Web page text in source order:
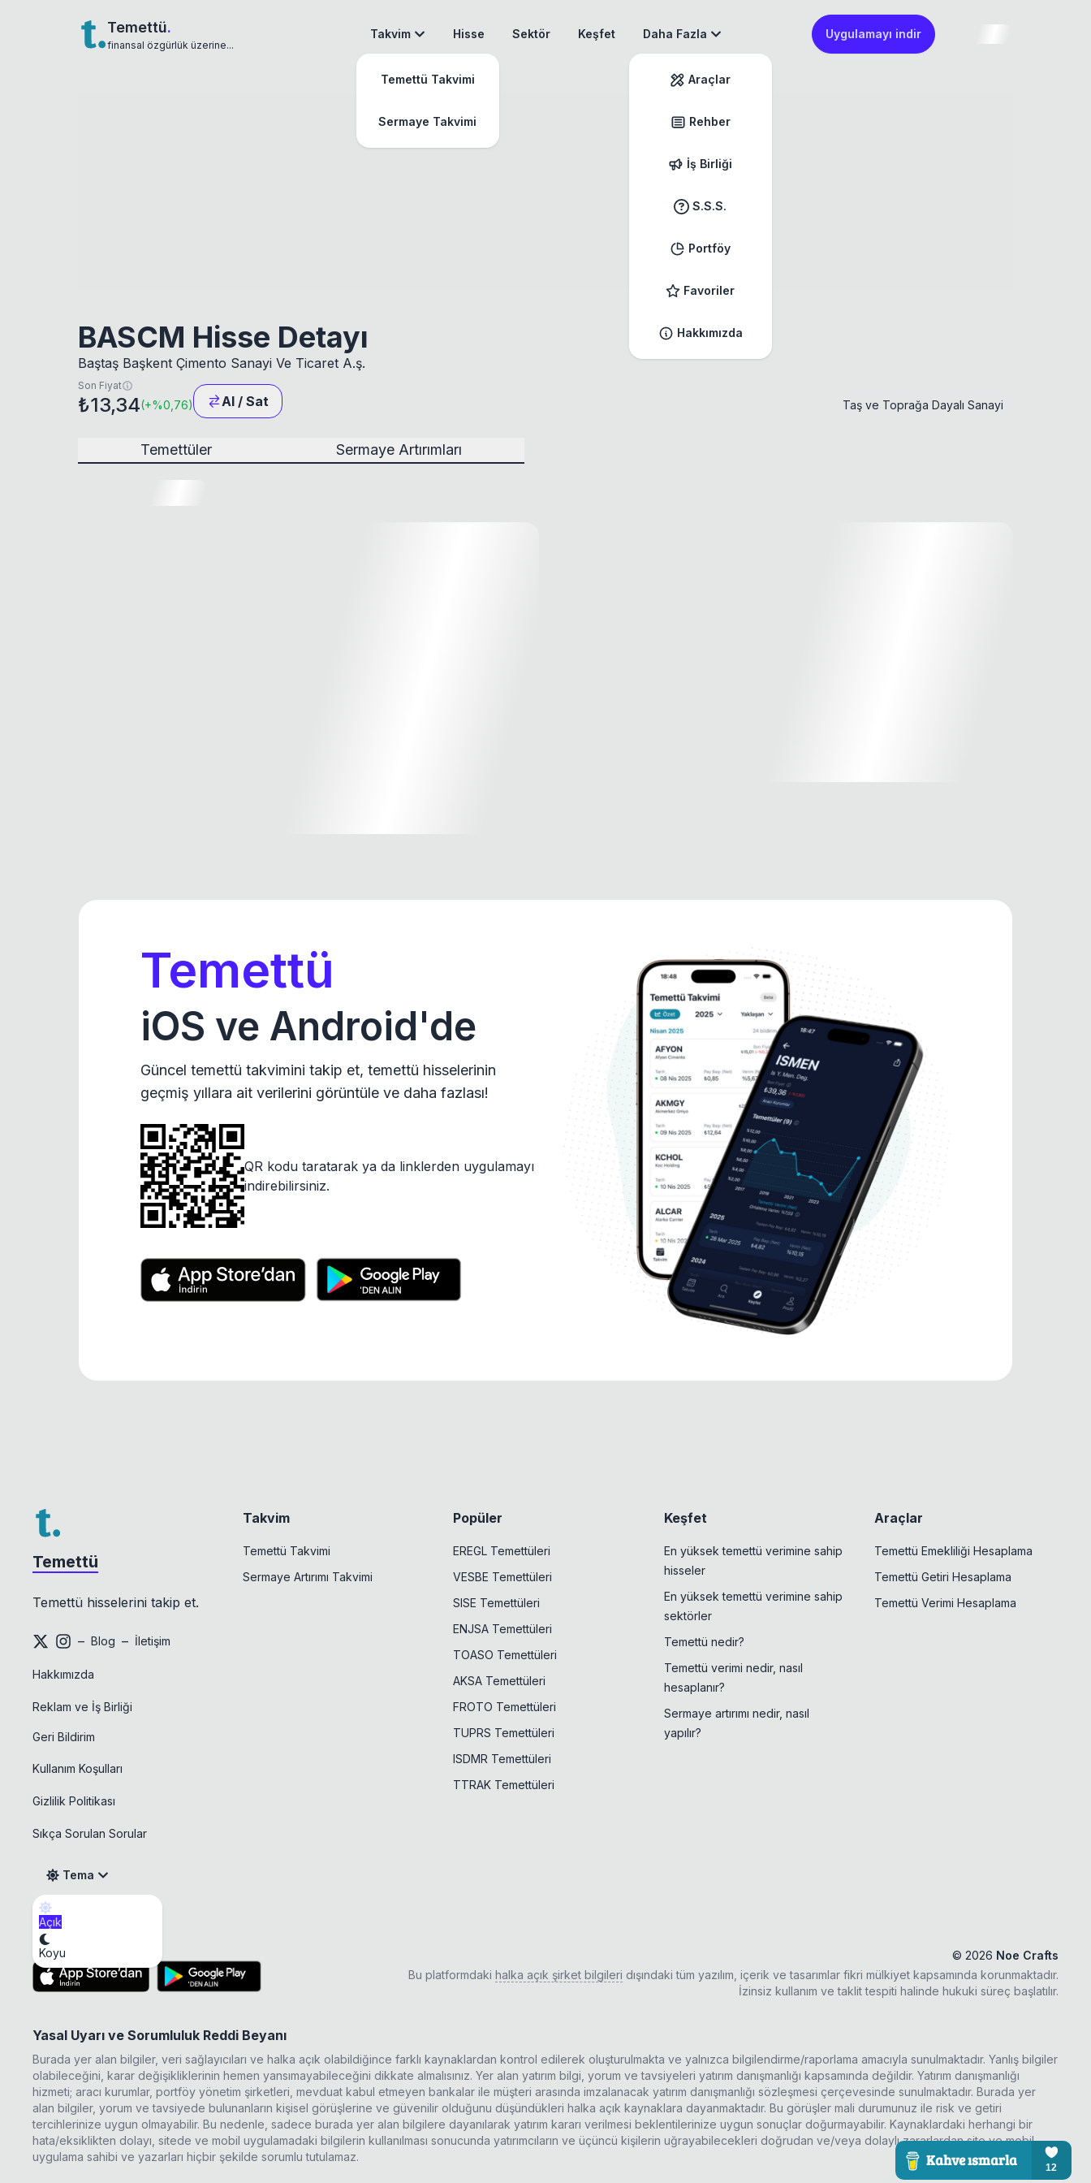
Temettü.
finansal özgürlük üzerine...
Takvim
Temettü Takvimi
Sermaye Takvimi
Hisse Sektör Keşfet Daha Fazla
Araçlar
Rehber
İş Birliği
S.S.S.
Portföy
Favoriler
Hakkımızda
Uygulamayı indir
BASCM Hisse Detayı
Baştaş Başkent Çimento Sanayi Ve Ticaret A.ş.
Son Fiyat
₺13,34(+%0,76) Al / Sat Taş ve Toprağa Dayalı Sanayi
Temettüler Sermaye Artırımları
Temettü
iOS ve Android'de
Güncel temettü takvimini takip et, temettü hisselerinin
geçmiş yıllara ait verilerini görüntüle ve daha fazlası!
QR kodu taratarak ya da linklerden uygulamayı
indirebilirsiniz.
Temettü
Temettü hisselerini takip et.
– Blog – İletişim
Hakkımızda
Reklam ve İş Birliği
Geri Bildirim
Kullanım Koşulları
Gizlilik Politikası
Sıkça Sorulan Sorular
Tema
Açık
Koyu
Takvim
Temettü Takvimi
Sermaye Artırımı Takvimi
Popüler
EREGL Temettüleri
VESBE Temettüleri
SISE Temettüleri
ENJSA Temettüleri
TOASO Temettüleri
AKSA Temettüleri
FROTO Temettüleri
TUPRS Temettüleri
ISDMR Temettüleri
TTRAK Temettüleri
Keşfet
En yüksek temettü verimine sahip
hisseler
En yüksek temettü verimine sahip
sektörler
Temettü nedir?
Temettü verimi nedir, nasıl
hesaplanır?
Sermaye artırımı nedir, nasıl
yapılır?
Araçlar
Temettü Emekliliği Hesaplama
Temettü Getiri Hesaplama
Temettü Verimi Hesaplama
Mobil Uygulama
© 2026 Noe Crafts
Bu platformdaki halka açık şirket bilgileri dışındaki tüm yazılım, içerik ve tasarımlar fikri mülkiyet kapsamında korunmaktadır.
İzinsiz kullanım ve taklit tespiti halinde hukuki süreç başlatılır.
Yasal Uyarı ve Sorumluluk Reddi Beyanı
Burada yer alan bilgiler, veri sağlayıcıları ve halka açık olabildiğince farklı kaynaklardan kontrol edilerek oluşturulmakta ve yalnızca bilgilendirme/raporlama amacıyla sunulmaktadır. Yanlış bilgiler
olabileceğini, karar değişikliklerinin hemen yansımayabileceğini dikkate almalısınız. Yer alan yatırım bilgi, yorum ve tavsiyeleri yatırım danışmanlığı kapsamında değildir. Yatırım danışmanlığı
hizmeti; aracı kurumlar, portföy yönetim şirketleri, mevduat kabul etmeyen bankalar ile müşteri arasında imzalanacak yatırım danışmanlığı sözleşmesi çerçevesinde sunulmaktadır. Burada yer
alan bilgiler, yorum ve tavsiyede bulunanların kişisel görüşlerine ve güvenilir olduğunu düşündükleri halka açık kaynaklara dayanmaktadır. Bu görüşler mali durumunuz ile risk ve getiri
tercihlerinize uygun olmayabilir. Bu nedenle, sadece burada yer alan bilgilere dayanılarak yatırım kararı verilmesi beklentilerinize uygun sonuçlar doğurmayabilir. Kaynaklardaki herhangi bir
hata/eksiklikten dolayı, sitede ve mobil uygulamadaki bilgilerin kullanılması sonucunda yatırımcıların ve üçüncü kişilerin uğrayabilecekleri doğrudan ve/veya dolaylı zararlardan site ve mobil
uygulama sahibi ve yazarları hiçbir şekilde sorumlu tutulamaz.